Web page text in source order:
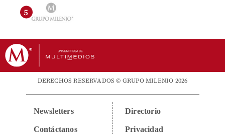
DERECHOS RESERVADOS © GRUPO MILENIO 2026
Newsletters
Contáctanos
Directorio
Privacidad